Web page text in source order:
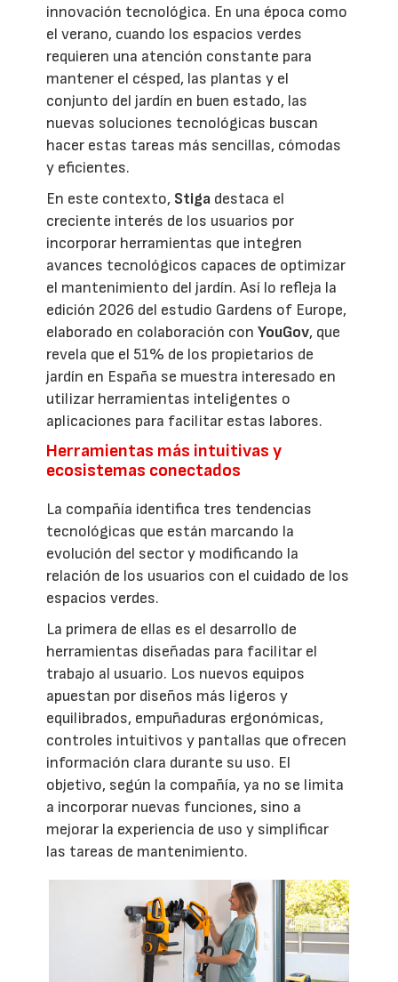
innovación tecnológica. En una época como
el verano, cuando los espacios verdes
requieren una atención constante para
mantener el césped, las plantas y el
conjunto del jardín en buen estado, las
nuevas soluciones tecnológicas buscan
hacer estas tareas más sencillas, cómodas
y eficientes.
En este contexto, Stiga destaca el
creciente interés de los usuarios por
incorporar herramientas que integren
avances tecnológicos capaces de optimizar
el mantenimiento del jardín. Así lo refleja la
edición 2026 del estudio Gardens of Europe,
elaborado en colaboración conYouGov, que
revela que el 51% de los propietarios de
jardín en España se muestra interesado en
utilizar herramientas inteligentes o
aplicaciones para facilitar estas labores.
Herramientas más intuitivas y
ecosistemas conectados
La compañía identifica tres tendencias
tecnológicas que están marcando la
evolución del sector y modificando la
relación de los usuarios con el cuidado de los
espacios verdes.
La primera de ellas es el desarrollo de
herramientas diseñadas para facilitar el
trabajo al usuario. Los nuevos equipos
apuestan por diseños más ligeros y
equilibrados, empuñaduras ergonómicas,
controles intuitivos y pantallas que ofrecen
información clara durante su uso. El
objetivo, según la compañía, ya no se limita
a incorporar nuevas funciones, sino a
mejorar la experiencia de uso y simplificar
las tareas de mantenimiento.